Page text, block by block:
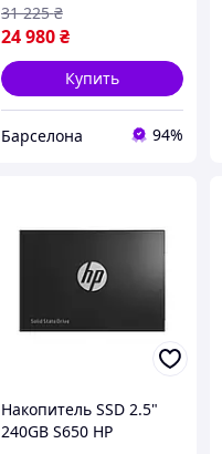
24 980 ₴
31 225 ₴
Купить
Барселона 94%
Накопитель SSD 2.5"
240GB S650 HP